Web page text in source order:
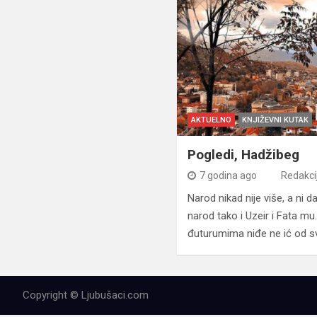
AKTUELNO KNJIŽEVNI KUTAK
Pogledi, Hadžibeg
7 godina ago
Narod nikad nije više, a ni
narod tako i Uzeir i Fata
đuturumima niđe ne ić od
Copyright © Ljubušaci.com